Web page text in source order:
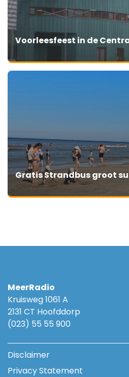
Voorleesfeest in de
Gratis Strandbus groot
MeerRadio
Kruisweg 1061 A
2131 CT Hoofddorp
(023) 55 55 900
Disclaimer
Privacy Statement